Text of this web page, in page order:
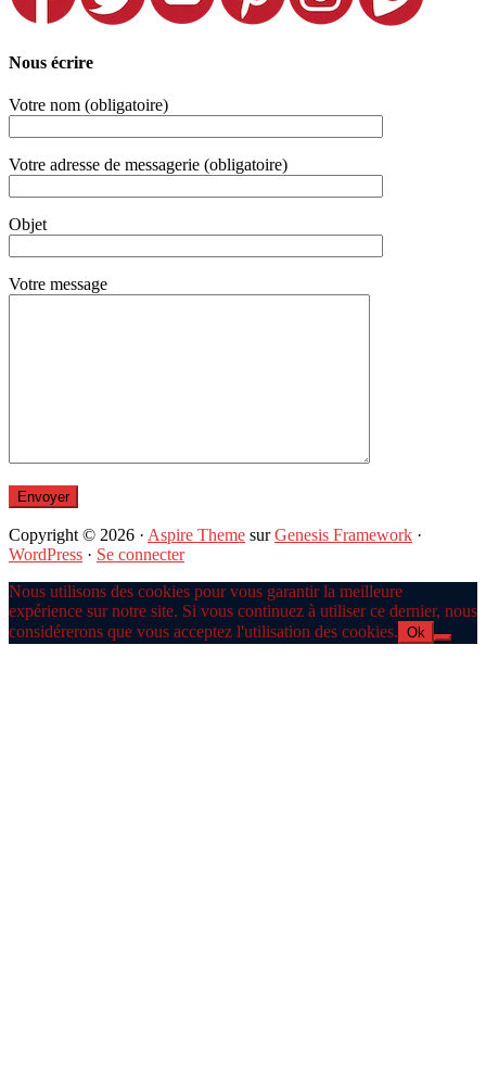
Nous écrire
Votre nom (obligatoire)
Votre adresse de messagerie (obligatoire)
Objet
Votre message
Copyright © 2026 · Aspire Theme surGenesis Framework ·
WordPress · Se connecter
Nous utilisons des cookies pour vous garantir la meilleure
expérience sur notre site. Si vous continuez à utiliser ce dernier, nous
considérerons que vous acceptez l'utilisation des cookies. Ok